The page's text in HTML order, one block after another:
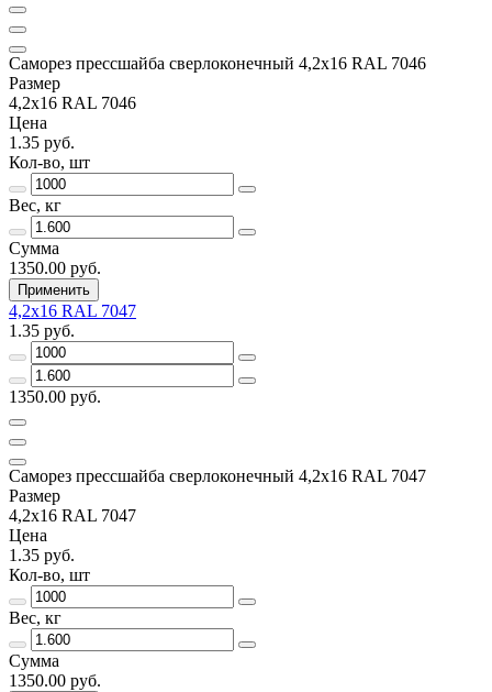
Саморез прессшайба сверлоконечный 4,2х16 RAL 7046
Размер
4,2х16 RAL 7046
Цена
1.35 руб.
Кол-во, шт
Вес, кг
Сумма
1350.00 руб.
Применить
4,2х16 RAL 7047
1.35 руб.
1350.00 руб.
Саморез прессшайба сверлоконечный 4,2х16 RAL 7047
Размер
4,2х16 RAL 7047
Цена
1.35 руб.
Кол-во, шт
Вес, кг
Сумма
1350.00 руб.